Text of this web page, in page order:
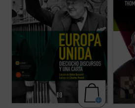
carismático ... (ver ficha)
episodios